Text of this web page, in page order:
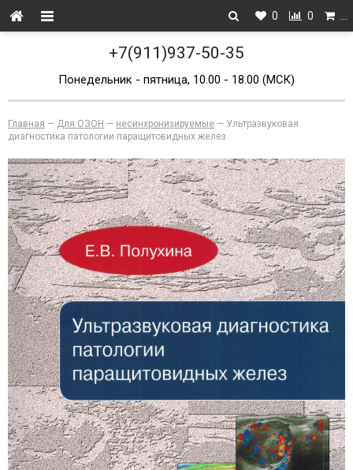
0 0
+7(911)937-50-35
Понедельник - пятница, 10.00 - 18.00 (МСК)
Главная — Для ОЗОН — несинхронизируемые — Ультразвуковая
диагностика патологии паращитовидных желез